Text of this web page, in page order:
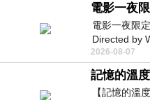
電影一夜限
Directed by
Starring
2026-08-07
記憶的溫度
【記憶的溫